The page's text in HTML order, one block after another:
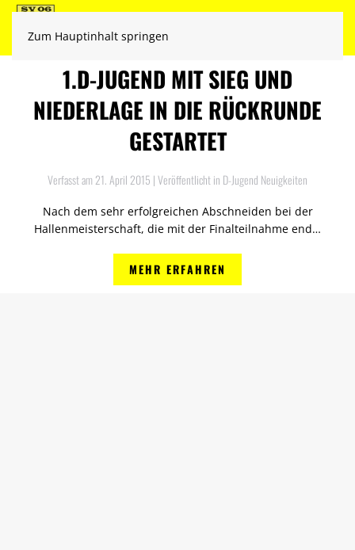
Zum Hauptinhalt springen
1.D-JUGEND MIT SIEG UND
NIEDERLAGE IN DIE RÜCKRUNDE
GESTARTET
Verfasst am 21. April 2015 | Veröffentlicht in D-Jugend Neuigkeiten
Nach dem sehr erfolgreichen Abschneiden bei der
Hallenmeisterschaft, die mit der Finalteilnahme end…
MEHR ERFAHREN